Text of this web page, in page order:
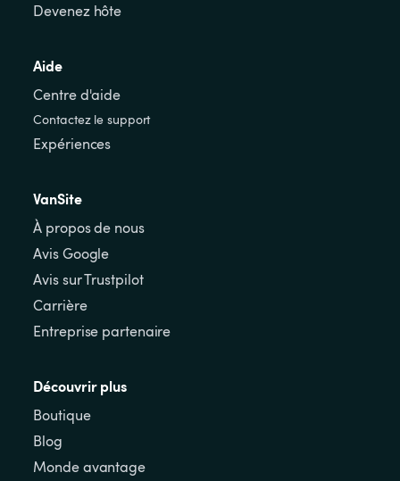
Devenez hôte
Aide
Centre d'aide
Contactez le support
Expériences
VanSite
À propos de nous
Avis Google
Avis sur Trustpilot
Carrière
Entreprise partenaire
Découvrir plus
Boutique
Blog
Monde avantage